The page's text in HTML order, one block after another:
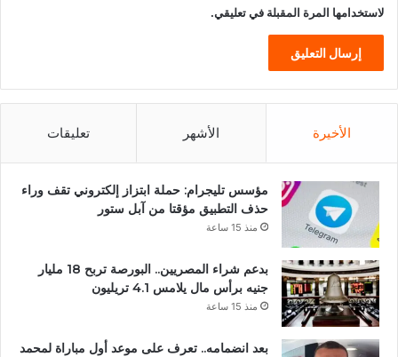
لاستخدامها المرة المقبلة في تعليقي.
الأخيرة الأشهر تعليقات
مؤسس تليجرام: حملة ابتزاز إلكتروني تقف وراء
حذف التطبيق مؤقتا من آبل ستور
منذ 15 ساعة
بدعم شراء المصريين.. البورصة تربح 18 مليار
جنيه برأس مال يلامس 4.1 تريليون
منذ 15 ساعة
بعد انضمامه.. تعرف على موعد أول مباراة لمحمد